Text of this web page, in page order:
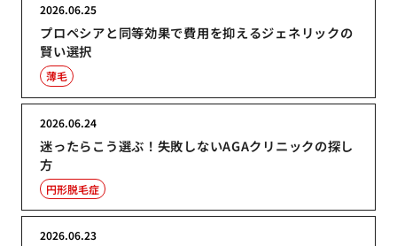
プロペシアと同等効果で費用を抑えるジェネリックの
賢い選択
2026.06.25
薄毛
迷ったらこう選ぶ！失敗しないAGAクリニックの探し
方
2026.06.24
円形脱毛症
2026.06.23